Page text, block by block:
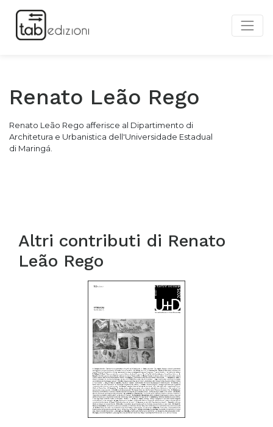
Renato Leão Rego
Renato Leão Rego afferisce al Dipartimento di
Architetura e Urbanistica dell'Universidade Estadual
di Maringá.
Altri contributi di Renato
Leão Rego